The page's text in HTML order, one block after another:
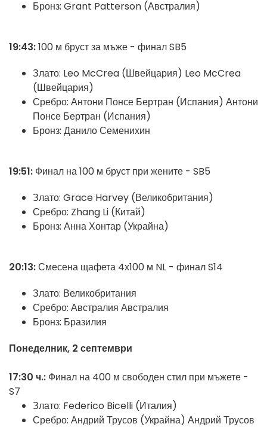
Бронз: Grant Patterson (Австралия)
19:43:100 м бруст за мъже - финал SB5
Злато: Leo McCrea (Швейцария) Leo McCrea
(Швейцария)
Сребро: Антони Понсе Бертран (Испания) Антони
Понсе Бертран (Испания)
Бронз: Данило Семенихин
19:51: Финал на 100 м бруст при жените - SB5
Злато: Grace Harvey (Великобритания)
Сребро: Zhang Li (Китай)
Бронз: Анна Хонтар (Украйна)
20:13:Смесена щафета 4х100 м NL - финал S14
Злато: Великобритания
Сребро: Австралия Австралия
Бронз: Бразилия
Понеделник, 2 септември
17:30 ч.: Финал на 400 м свободен стил при мъжете -
S7
Злато: Federico Bicelli (Италия)
Сребро: Андрий Трусов (Украйна) Андрий Трусов